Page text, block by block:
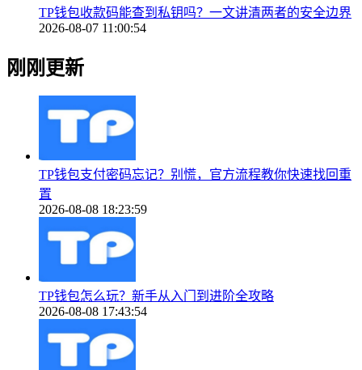
TP钱包收款码能查到私钥吗？一文讲清两者的安全边界
2026-08-07 11:00:54
刚刚更新
TP钱包支付密码忘记？别慌，官方流程教你快速找回重
置
2026-08-08 18:23:59
TP钱包怎么玩？新手从入门到进阶全攻略
2026-08-08 17:43:54